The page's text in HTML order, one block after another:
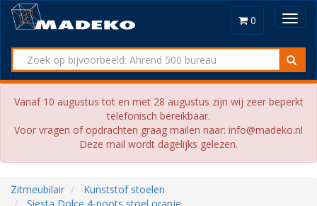
0
Vanaf 10 augustus tot en met 28 augustus zijn wij zeer beperkt
telefonisch bereikbaar.
Voor vragen of opdrachten graag mailen naar: info@madeko.nl
Deze mail wordt dagelijks gelezen.
Zitmeubilair
Kunststof stoelen